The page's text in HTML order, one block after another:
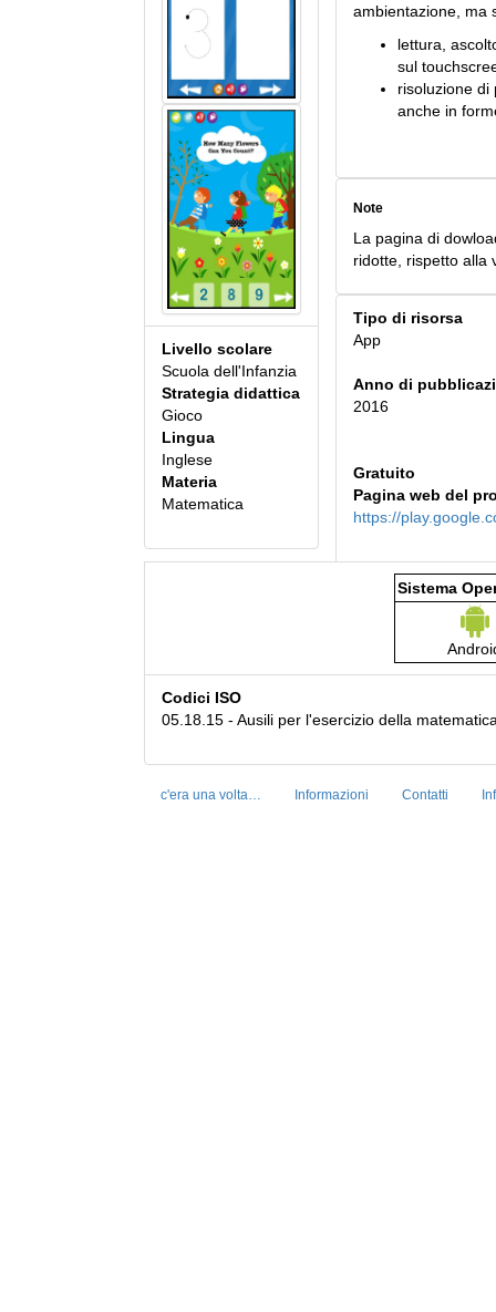
Livello scolare
Scuola dell'Infanzia
Strategia didattica
Gioco
Lingua
Inglese
Materia
Matematica
ambientazione, ma
lettura,
sul
risoluzione di
anche in
Note
La pagina di
ridotte, rispetto alla
Tipo di risorsa
App
Anno di
2016
Gratuito
Pagina web del
https://
Sistema
Codici ISO
05.18.15 - Ausili per l'esercizio della
c'era una volta… Informazioni Contatti